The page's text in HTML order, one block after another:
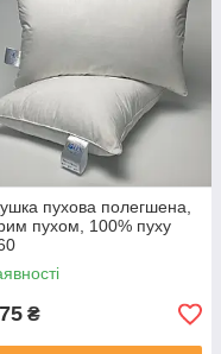
пухова полегшена,
пухом, 100% пуху
₴